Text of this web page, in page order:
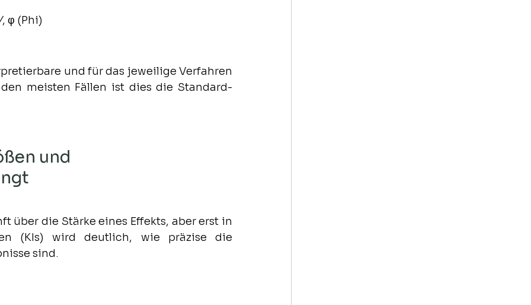
, φ (Phi)
und für das jeweilige Verfahren
meisten Fällen ist dies die Standard-
und
über die Stärke eines Effekts, aber erst in
(KIs) wird deutlich, wie präzise die
sind.